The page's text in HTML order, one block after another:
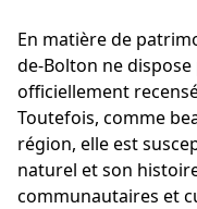
En matière de
de-Bolton ne
officiellement
Toutefois, comme
région, elle est
naturel et son
communautaires et